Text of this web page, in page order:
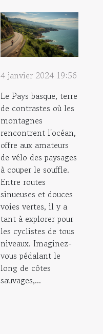
4 janvier 2024 19:56
Le Pays basque, terre
de contrastes où les
montagnes
rencontrent l'océan,
offre aux amateurs
de vélo des paysages
à couper le souffle.
Entre routes
sinueuses et douces
voies vertes, il y a
tant à explorer pour
les cyclistes de tous
niveaux. Imaginez-
vous pédalant le
long de côtes
sauvages,...